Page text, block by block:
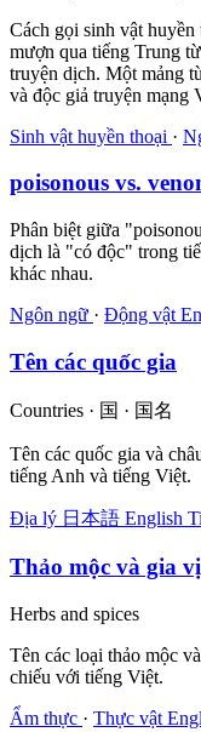
Cách gọi sinh vật
mượn qua tiếng Trung
truyện dịch. Một mảng
và độc giả truyện mạng
Sinh vật huyền thoại ·
poisonous vs.
Phân biệt giữa
dịch là "có độc" trong
khác nhau.
Ngôn ngữ · Động vật
Tên các quốc gia
Countries · 国 · 国名
Tên các quốc gia và
tiếng Anh và tiếng Việt.
Địa lý 日本語 English
Thảo mộc và gia vị
Herbs and spices
Tên các loại thảo mộc
chiếu với tiếng Việt.
Ẩm thực · Thực vật